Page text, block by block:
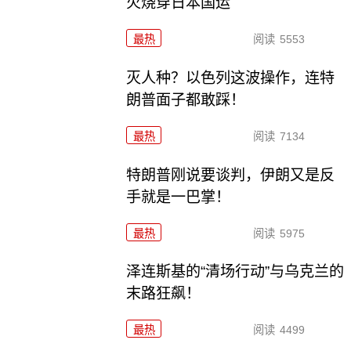
最热 阅读 5553
灭人种？以色列这波操作，连特
朗普面子都敢踩！
最热 阅读 7134
特朗普刚说要谈判，伊朗又是反
手就是一巴掌！
最热 阅读 5975
泽连斯基的“清场行动”与乌克兰的
末路狂飙！
最热 阅读 4499